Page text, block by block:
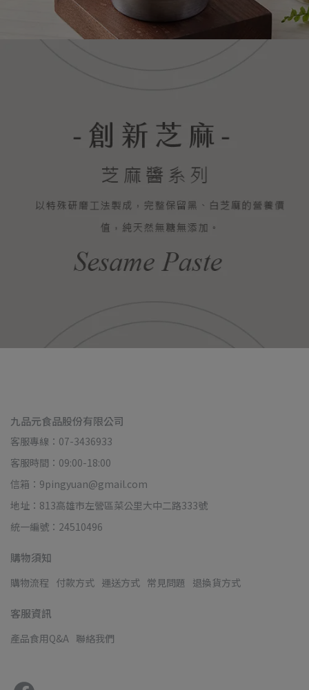
九品元食品股份有限公司
客服專線：07-3436933
客服時間：09:00-18:00
信箱：9pingyuan@gmail.com
地址：813高雄市左營區菜公里大中二路333號
統一編號：24510496
購物須知
購物流程 付款方式 運送方式 常見問題 退換貨方式
客服資訊
產品食用Q&A 聯絡我們